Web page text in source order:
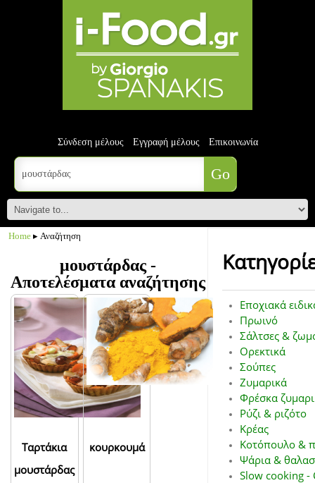
Σύνδεση μέλους Εγγραφή μέλους Επικοινωνία
Home ▸ Αναζήτηση
μουστάρδας -
Αποτελέσματα αναζήτησης
Ταρτάκια
μουστάρδας
κουρκουμά
Εποχιακά
Πρωινό
Σάλτσες &
Ορεκτικά
Σούπες
Ζυμαρικά
Φρέσκα
Ρύζι & ριζότο
Κρέας
Κοτόπουλο &
Ψάρια &
Slow cooking -